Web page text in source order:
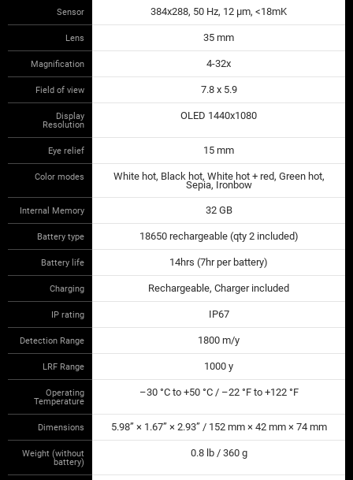
Sensor 384x288, 50 Hz, 12 μm, <18mK
Lens 35 mm
Magnification 4-32x
Field of view 7.8 x 5.9
Display
Resolution
OLED 1440x1080
Eye relief 15 mm
Color modes White hot, Black hot, White hot + red, Green hot,
Sepia, Ironbow
Internal Memory 32 GB
Battery type 18650 rechargeable (qty 2 included)
Battery life 14hrs (7hr per battery)
Charging Rechargeable, Charger included
IP rating IP67
Detection Range 1800 m/y
LRF Range 1000 y
Operating
Temperature
–30 °C to +50 °C / –22 °F to +122 °F
Dimensions 5.98” × 1.67” × 2.93” / 152 mm × 42 mm × 74 mm
Weight (without
battery)
0.8 lb / 360 g